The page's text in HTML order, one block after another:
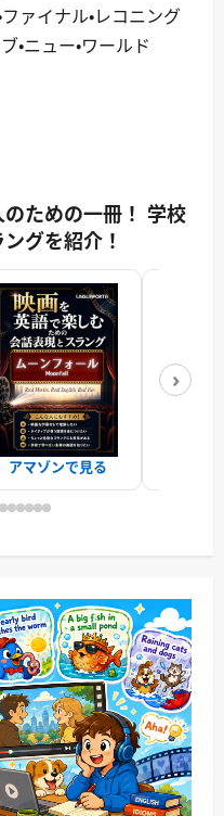
ァイナル・レコニング
・ニュー・ワールド
ための一冊！ 学校
グを紹介！
アマゾンで見る
›